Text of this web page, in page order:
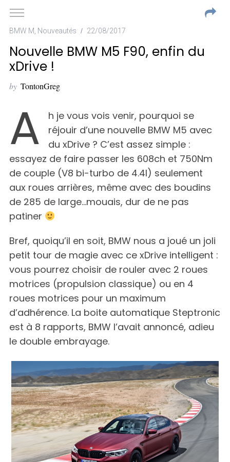
BMW M Nouveautés 22/08/2017
Nouvelle BMW M5 F90, enfin du
xDrive !
by TontonGreg
A
h je vous vois venir, pourquoi se
réjouir d’une nouvelle BMW M5 avec
du xDrive ? C’est assez simple :
essayez de faire passer les 608ch et 750Nm
de couple (V8 bi-turbo de 4.4l) seulement
aux roues arrières, même avec des boudins
de 285 de large…mouais, dur de ne pas
patiner
Bref, quoiqu’il en soit, BMW nous a joué un joli
petit tour de magie avec ce xDrive intelligent :
vous pourrez choisir de rouler avec 2 roues
motrices (propulsion classique) ou en 4
roues motrices pour un maximum
d’adhérence. La boite automatique Steptronic
est à 8 rapports, BMW l’avait annoncé, adieu
le double embrayage.